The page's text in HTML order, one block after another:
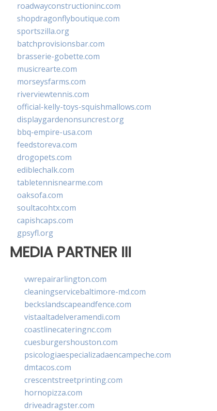
roadwayconstructioninc.com
shopdragonflyboutique.com
sportszilla.org
batchprovisionsbar.com
brasserie-gobette.com
musicrearte.com
morseysfarms.com
riverviewtennis.com
official-kelly-toys-squishmallows.com
displaygardenonsuncrest.org
bbq-empire-usa.com
feedstoreva.com
drogopets.com
ediblechalk.com
tabletennisnearme.com
oaksofa.com
soultacohtx.com
capishcaps.com
gpsyfl.org
MEDIA PARTNER III
vwrepairarlington.com
cleaningservicebaltimore-md.com
beckslandscapeandfence.com
vistaaltadelveramendi.com
coastlinecateringnc.com
cuesburgershouston.com
psicologiaespecializadaencampeche.com
dmtacos.com
crescentstreetprinting.com
hornopizza.com
driveadragster.com